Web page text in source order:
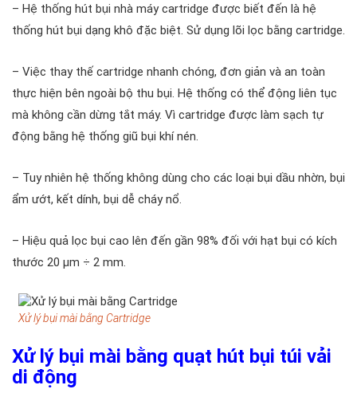
– Hệ thống hút bụi nhà máy cartridge được biết đến là hệ
thống hút bụi dạng khô đặc biệt. Sử dụng lõi lọc bằng cartridge.
– Việc thay thế cartridge nhanh chóng, đơn giản và an toàn
thực hiện bên ngoài bộ thu bụi. Hệ thống có thể động liên tục
mà không cần dừng tắt máy. Vì cartridge được làm sạch tự
động bằng hệ thống giũ bụi khí nén.
– Tuy nhiên hệ thống không dùng cho các loại bụi dầu nhờn, bụi
ẩm ướt, kết dính, bụi dễ cháy nổ.
– Hiệu quả lọc bụi cao lên đến gần 98% đối với hạt bụi có kích
thước 20 μm ÷ 2 mm.
Xử lý bụi mài bằng Cartridge
Xử lý bụi mài bằng quạt hút bụi túi vải
di động